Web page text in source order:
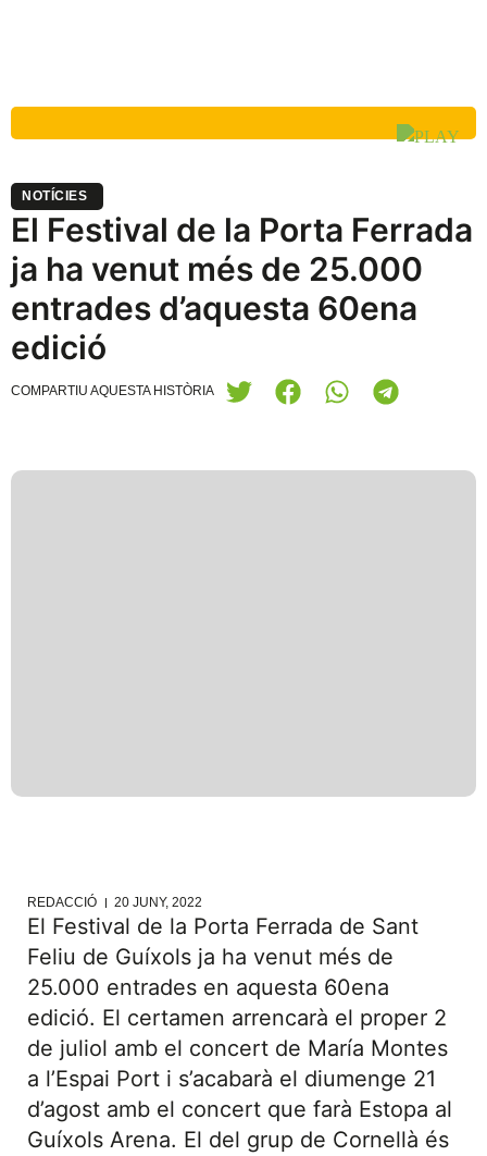
NOTÍCIES
El Festival de la Porta Ferrada
ja ha venut més de 25.000
entrades d’aquesta 60ena
edició
COMPARTIU AQUESTA HISTÒRIA
REDACCIÓ 20 JUNY, 2022
El Festival de la Porta Ferrada de Sant
Feliu de Guíxols ja ha venut més de
25.000 entrades en aquesta 60ena
edició. El certamen arrencarà el proper 2
de juliol amb el concert de María Montes
a l’Espai Port i s’acabarà el diumenge 21
d’agost amb el concert que farà Estopa al
Guíxols Arena. El del grup de Cornellà és